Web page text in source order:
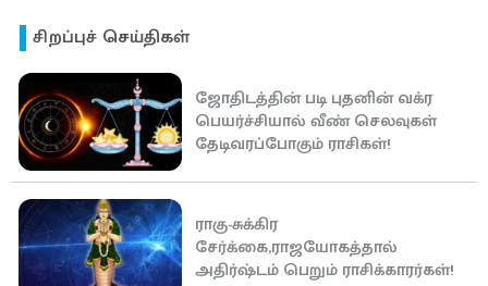
சிறப்புச் செய்திகள்
ஜோதிடத்தின் படி புதனின் வக்ர
பெயர்ச்சியால் வீண் செலவுகள்
தேடிவரப்போகும் ராசிகள்!
ராகு-சுக்கிர
சேர்க்கை,ராஜயோகத்தால்
அதிர்ஷ்டம் பெறும் ராசிக்காரர்கள்!